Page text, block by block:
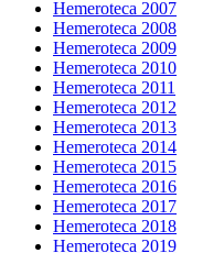
Hemeroteca 2007
Hemeroteca 2008
Hemeroteca 2009
Hemeroteca 2010
Hemeroteca 2011
Hemeroteca 2012
Hemeroteca 2013
Hemeroteca 2014
Hemeroteca 2015
Hemeroteca 2016
Hemeroteca 2017
Hemeroteca 2018
Hemeroteca 2019